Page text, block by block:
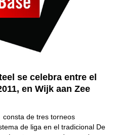
se celebra entre el
en Wijk aan Zee
consta de tres torneos
de liga en el tradicional De